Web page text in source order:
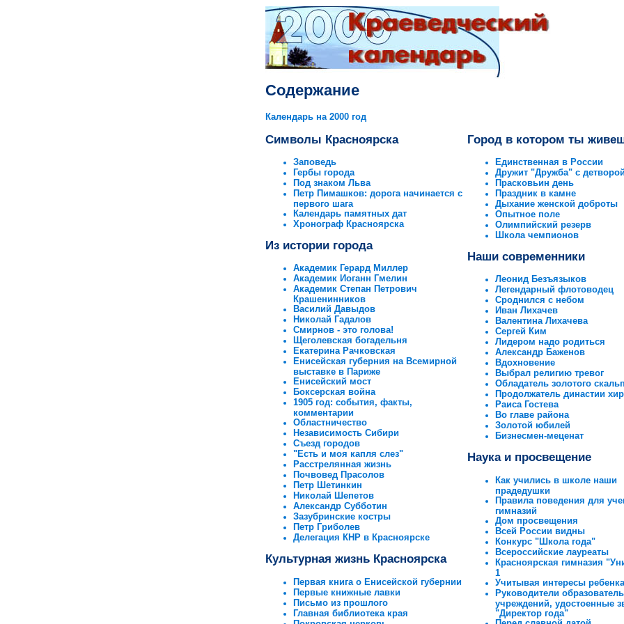
Содержание
Календарь на 2000 год
Символы Красноярска
Заповедь
Гербы города
Под знаком Льва
Петр Пимашков: дорога начинается с
первого шага
Календарь памятных дат
Хронограф Красноярска
Из истории города
Академик Герард Миллер
Академик Иоганн Гмелин
Академик Степан Петрович
Крашенинников
Василий Давыдов
Николай Гадалов
Смирнов - это голова!
Щеголевская богадельня
Екатерина Рачковская
Енисейская губерния на Всемирной
выставке в Париже
Енисейский мост
Боксерская война
1905 год: события, факты,
комментарии
Областничество
Независимость Сибири
Съезд городов
"Есть и моя капля слез"
Расстрелянная жизнь
Почвовед Прасолов
Петр Шетинкин
Николай Шепетов
Александр Субботин
Зазубринские костры
Петр Гриболев
Делегация КНР в Красноярске
Культурная жизнь Красноярска
Первая книга о Енисейской губернии
Первые книжные лавки
Письмо из прошлого
Главная библиотека края
Город в котором ты
Единственная в России
Дружит "Дружба" с
Прасковьин день
Праздник в камне
Дыхание женской доброты
Опытное поле
Олимпийский резерв
Школа чемпионов
Наши современники
Леонид Безъязыков
Легендарный флотоводец
Сроднился с небом
Иван Лихачев
Валентина Лихачева
Сергей Ким
Лидером надо родиться
Александр Баженов
Вдохновение
Выбрал религию тревог
Обладатель золотого
Продолжатель династии
Раиса Гостева
Во главе района
Золотой юбилей
Бизнесмен-меценат
Наука и просвещение
Как учились в школе наши
прадедушки
Правила поведения для
гимназий
Дом просвещения
Всей России видны
Конкурс "Школа года"
Всероссийские лауреаты
Красноярская гимназия
1
Учитывая интересы ребенка
Руководители
учреждений, удостоенные
"Директор года"